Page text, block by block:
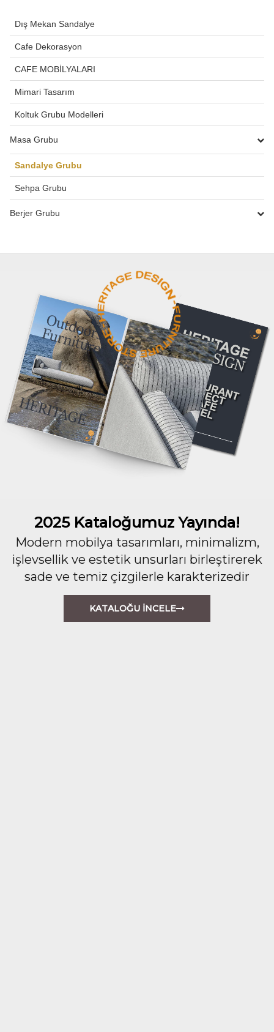
Dış Mekan Sandalye
Cafe Dekorasyon
CAFE MOBİLYALARI
Mimari Tasarım
Koltuk Grubu Modelleri
Masa Grubu
Sandalye Grubu
Sehpa Grubu
Berjer Grubu
2025 Kataloğumuz Yayında!
Modern mobilya tasarımları, minimalizm,
işlevsellik ve estetik unsurları birleştirerek
sade ve temiz çizgilerle karakterizedir
KATALOĞU İNCELE